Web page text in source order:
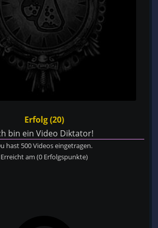
Erfolg (20)
bin ein Video Diktator!
hast 500 Videos eingetragen.
Erreicht am (0 Erfolgspunkte)